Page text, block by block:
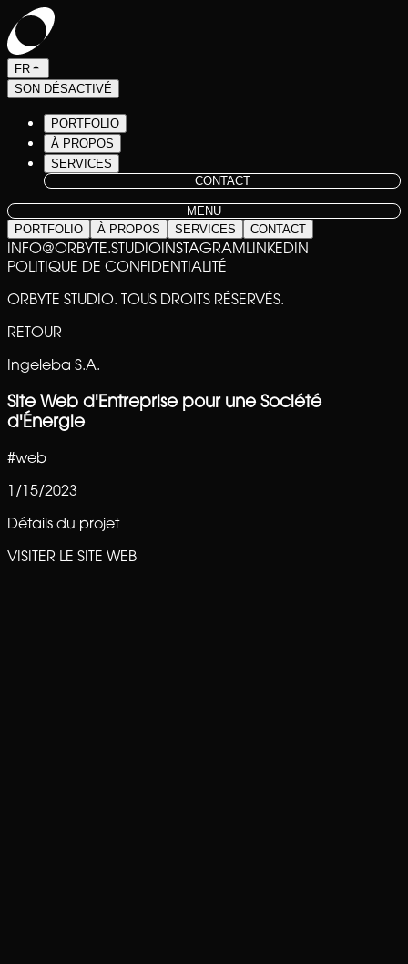
FR
SON DÉSACTIVÉ
PORTFOLIO
À PROPOS
SERVICES
CONTACT
MENU
PORTFOLIO
À PROPOS SERVICES CONTACT
INFO@ORBYTE.STUDIOINSTAGRAMLINKEDIN
POLITIQUE DE CONFIDENTIALITÉ
ORBYTE STUDIO. TOUS DROITS RÉSERVÉS.
RETOUR
Ingeleba S.A.
Site Web d'Entreprise pour une Société
d'Énergie
#web
1/15/2023
Détails du projet
VISITER LE SITE WEB